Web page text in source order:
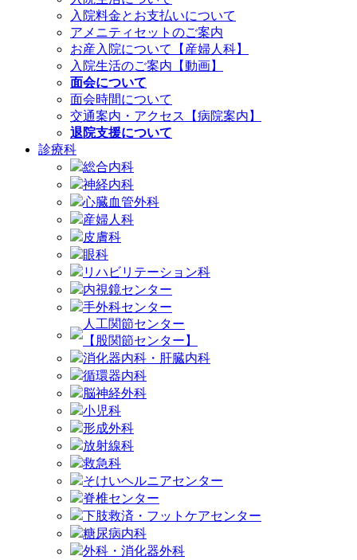
入院料金とお支払いについて
アメニティセットのご案内
お産入院について【産婦人科】
入院生活のご案内【動画】
面会について
面会時間について
交通案内・アクセス【病院案内】
退院支援について
診療科
総合内科
神経内科
心臓血管外科
産婦人科
皮膚科
眼科
リハビリテーション科
内視鏡センター
手外科センター
人工関節センター
【股関節センター】
消化器内科・肝臓内科
循環器内科
脳神経外科
小児科
形成外科
放射線科
救急科
そけいヘルニアセンター
脊椎センター
下肢救済・フットケアセンター
糖尿病内科
外科・消化器外科